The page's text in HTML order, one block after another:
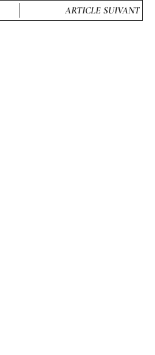
ARTICLE SUIVANT